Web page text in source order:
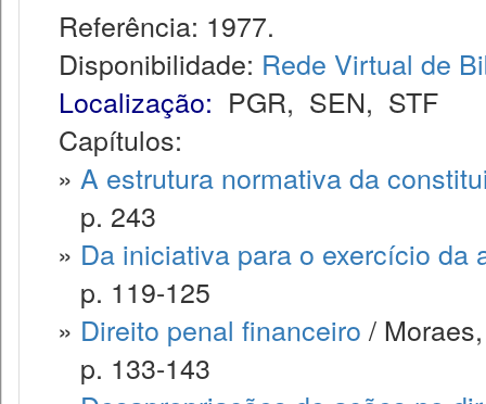
Referência: 1977.
Disponibilidade: Rede Virtual de
Localização: PGR, SEN, STF
Capítulos:
» A estrutura normativa da
p. 243
» Da iniciativa para o exercício da
p. 119-125
» Direito penal financeiro /
p. 133-143